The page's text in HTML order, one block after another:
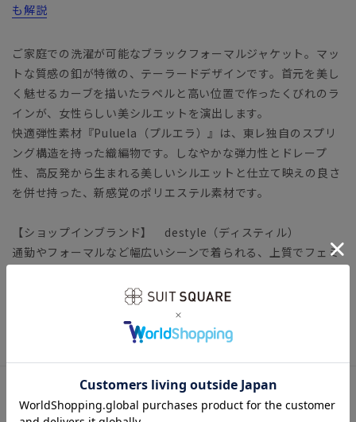
も解説
ご家庭での洗濯が可能なブラックフォーマルジャケット。マッ
トな質感の釦が特徴の、テーラードデザインです。首元を美し
く魅せるカーブを描いたラペルと高い位置で作ったくびれのラ
インが、女性らしい美シルエットを演出します。
快適弾性素材『Puluela（プルエラ）』は、東レ独自のスプリ
ング構造を持った織編物です。しなやかな弾力性とドレープ
性、高反発から生まれる美しいシルエットと仕立て映えの良さ
を併せ持った、新感覚のポリエステル素材です。
【ショップインブランド】 destyle（ディスティル）
通勤やフォーマルなど幅広いシーンで着られる、上質でフェミ
冠婚葬祭 礼服 礼装 喪服 ブラックフォーマル フォーマ
ル FORMAL テーラード
アイテム詳細